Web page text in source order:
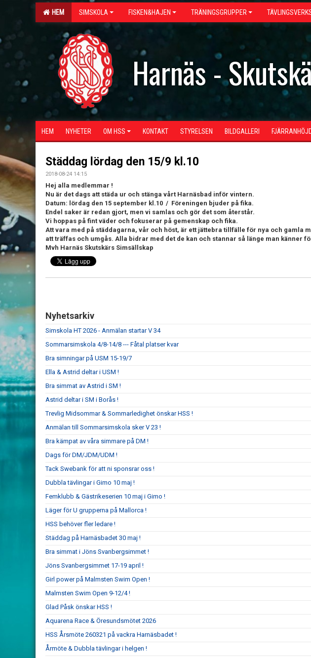
HEM SIMSKOLA FISKEN&HAJEN TRÄNINGSGRUPPER
Harnäs -
HEM NYHETER OM HSS KONTAKT STYRELSEN BILDGALLERI
Städdag lördag den 15/9 kl.10
2018-08-24 14:15
Hej alla medlemmar !
Nu är det dags att städa ur och stänga vårt Harnäsbad inför vintern.
Datum: lördag den 15 september kl.10 / Föreningen bjuder på fika.
Endel saker är redan gjort, men vi samlas och gör det som återstår.
Vi hoppas på fint väder och fokuserar på gemenskap och fika.
Att vara med på städdagarna, vår och höst, är ett jättebra tillfälle för nya och gamla
att träffas och umgås. Alla bidrar med det de kan och stannar så länge man känner
Mvh Harnäs Skutskärs Simsällskap
Nyhetsarkiv
Simskola HT 2026 - Anmälan startar V 34
Sommarsimskola 4/8-14/8 --- Fåtal platser kvar
Bra simningar på USM 15-19/7
Ella & Astrid deltar i USM !
Bra simmat av Astrid i SM !
Astrid deltar i SM i Borås !
Trevlig Midsommar & Sommarledighet önskar HSS !
Anmälan till Sommarsimskola sker V 23 !
Bra kämpat av våra simmare på DM !
Dags för DM/JDM/UDM !
Tack Swebank för att ni sponsrar oss !
Dubbla tävlingar i Gimo 10 maj !
Femklubb & Gästrikeserien 10 maj i Gimo !
Läger för U grupperna på Mallorca !
HSS behöver fler ledare !
Städdag på Harnäsbadet 30 maj !
Bra simmat i Jöns Svanbergsimmet !
Jöns Svanbergsimmet 17-19 april !
Girl power på Malmsten Swim Open !
Malmsten Swim Open 9-12/4 !
Glad Påsk önskar HSS !
Aquarena Race & Öresundsmötet 2026
HSS Årsmöte 260321 på vackra Harnäsbadet !
Årmöte & Dubbla tävlingar i helgen !